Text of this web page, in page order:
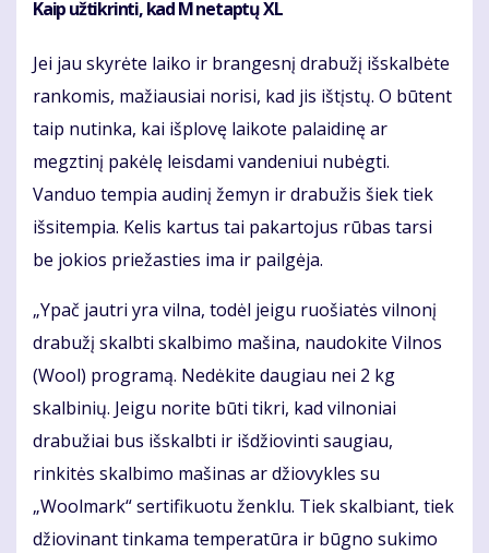
Kaip užtikrinti, kad M netaptų XL
Jei jau skyrėte laiko ir brangesnį drabužį išskalbėte
rankomis, mažiausiai norisi, kad jis ištįstų. O būtent
taip nutinka, kai išplovę laikote palaidinę ar
megztinį pakėlę leisdami vandeniui nubėgti.
Vanduo tempia audinį žemyn ir drabužis šiek tiek
išsitempia. Kelis kartus tai pakartojus rūbas tarsi
be jokios priežasties ima ir pailgėja.
„Ypač jautri yra vilna, todėl jeigu ruošiatės vilnonį
drabužį skalbti skalbimo mašina, naudokite Vilnos
(Wool) programą. Nedėkite daugiau nei 2 kg
skalbinių. Jeigu norite būti tikri, kad vilnoniai
drabužiai bus išskalbti ir išdžiovinti saugiau,
rinkitės skalbimo mašinas ar džiovykles su
„Woolmark“ sertifikuotu ženklu. Tiek skalbiant, tiek
džiovinant tinkama temperatūra ir būgno sukimo